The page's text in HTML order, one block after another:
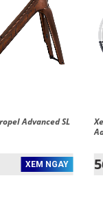
Advanced SL
XEM NGAY